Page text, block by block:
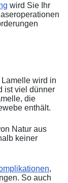
wird Sie Ihr
wird in
ist viel dünner
die
enthält.
Natur aus
keiner
,
So auch